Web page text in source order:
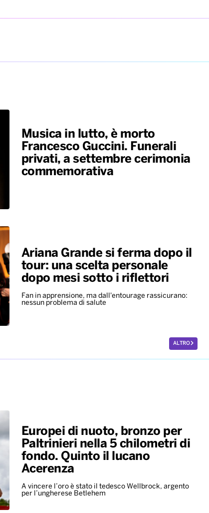
Musica in lutto, è morto
Francesco Guccini. Funerali
privati, a settembre cerimonia
commemorativa
Ariana Grande si ferma dopo il
tour: una scelta personale
dopo mesi sotto i riflettori
Fan in apprensione, ma dall'entourage rassicurano:
nessun problema di salute
ALTRO
Europei di nuoto, bronzo per
Paltrinieri nella 5 chilometri di
fondo. Quinto il lucano
Acerenza
A vincere l’oro è stato il tedesco Wellbrock, argento
per l’ungherese Betlehem